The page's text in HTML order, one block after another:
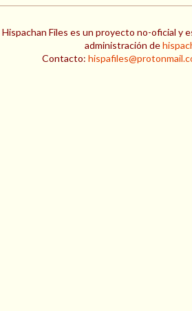
Hispachan Files es un proyecto no-oficial y
administración de
Contacto: